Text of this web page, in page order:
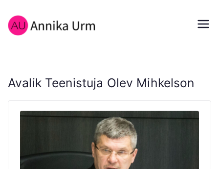
content
Avalik Teenistuja Olev Mihkelson